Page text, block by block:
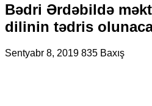
Bədri Ərdəbildə
dilinin tədris
Sentyabr 8, 2019 835 Baxış